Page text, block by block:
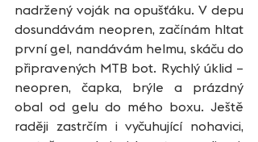
nadržený voják na opušťáku. V depu
dosundávám neopren, začínám hltat
první gel, nandávám helmu, skáču do
připravených MTB bot. Rychlý úklid –
neopren, čapka, brýle a prázdný
obal od gelu do mého boxu. Ještě
raději zastrčím i vyčuhující nohavici,